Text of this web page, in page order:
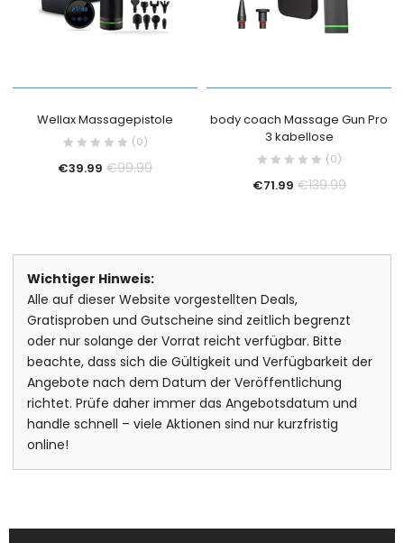
Wellax Massagepistole
(0)
€39.99 €99.99
body coach Massage Gun Pro
3 kabellose
(0)
€71.99 €139.99
Wichtiger Hinweis:
Alle auf dieser Website vorgestellten Deals,
Gratisproben und Gutscheine sind zeitlich begrenzt
oder nur solange der Vorrat reicht verfügbar. Bitte
beachte, dass sich die Gültigkeit und Verfügbarkeit der
Angebote nach dem Datum der Veröffentlichung
richtet. Prüfe daher immer das Angebotsdatum und
handle schnell – viele Aktionen sind nur kurzfristig
online!